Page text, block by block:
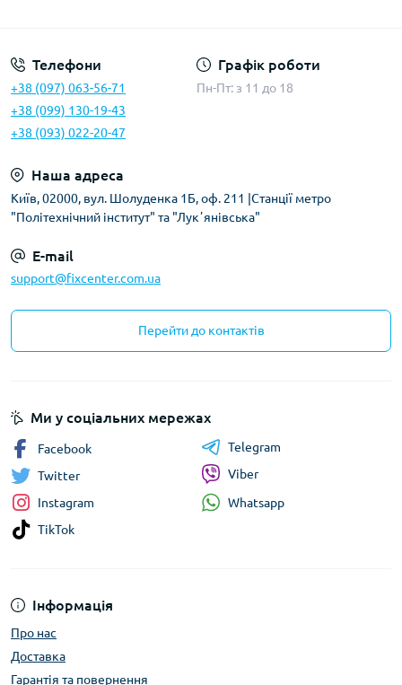
Телефони
+38 (097) 063-56-71
+38 (099) 130-19-43
+38 (093) 022-20-47
Графік роботи
Пн-Пт: з 11 до 18
Наша адреса
Київ, 02000, вул. Шолуденка 1Б, оф. 211 |Станції метро
"Політехнічний інститут" та "Лукʼянівська"
E-mail
support@fixcenter.com.ua
Перейти до контактів
Інформація
Про нас
Доставка
Гарантія та повернення
Ми у соціальних мережах
Facebook
Twitter
Instagram
TikTok
Telegram
Viber
Whatsapp